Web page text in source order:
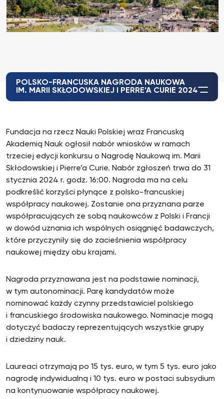
POLSKO-FRANCUSKA NAGRODA NAUKOWA
IM. MARII SKŁODOWSKIEJ I PERRE’A CURIE 2024
Fundacja na rzecz Nauki Polskiej wraz Francuską
Akademią Nauk ogłosił nabór wniosków w ramach
trzeciej edycji konkursu o Nagrodę Naukową im. Marii
Skłodowskiej i Pierre’a Curie. Nabór zgłoszeń trwa do 31
stycznia 2024 r. godz. 16:00. Nagroda ma na celu
podkreślić korzyści płynące z polsko-francuskiej
współpracy naukowej. Zostanie ona przyznana parze
współpracujących ze sobą naukowców z Polski i Francji
w dowód uznania ich wspólnych osiągnięć badawczych,
które przyczyniły się do zacieśnienia współpracy
naukowej między obu krajami.
Nagroda przyznawana jest na podstawie nominacji,
w tym autonominacji. Parę kandydatów może
nominować każdy czynny przedstawiciel polskiego
i francuskiego środowiska naukowego. Nominacje mogą
dotyczyć badaczy reprezentujących wszystkie grupy
i dziedziny nauk.
Laureaci otrzymają po 15 tys. euro, w tym 5 tys. euro jako
nagrodę indywidualną i 10 tys. euro w postaci subsydium
na kontynuowanie współpracy naukowej.